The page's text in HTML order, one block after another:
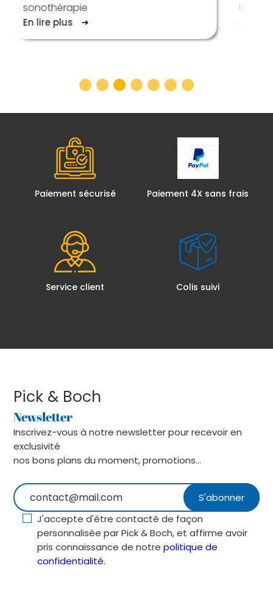
sonothérapie
En lire plus
En lire
Paiement sécurisé Paiement 4X sans frais
Service client Colis suivi
Pick & Boch
Newsletter
Inscrivez-vous à notre newsletter pour recevoir en
exclusivité
nos bons plans du moment, promotions...
J'accepte d'être contacté de façon
personnalisée par Pick & Boch, et affirme avoir
pris connaissance de notrepolitique de
confidentialité.